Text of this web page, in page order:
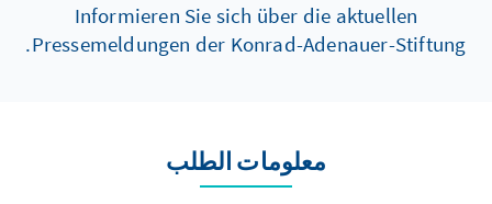
Informieren Sie sich über die aktuellen
Pressemeldungen der Konrad-Adenauer-Stiftung.
معلومات الطلب